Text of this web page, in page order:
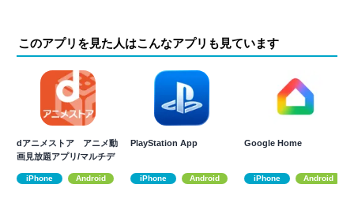
このアプリを見た人はこんなアプリも見ています
dアニメストア アニメ動
画見放題アプリ/マルチデ
iPhone Android
PlayStation App
iPhone Android
Google Home
iPhone Android